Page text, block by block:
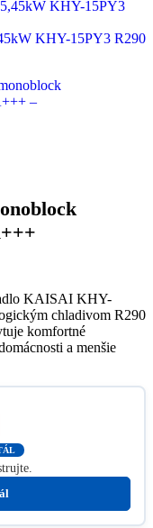
KHY-15PY3 R290
KAISAI KHY-
chladivom R290
komfortné
a menšie